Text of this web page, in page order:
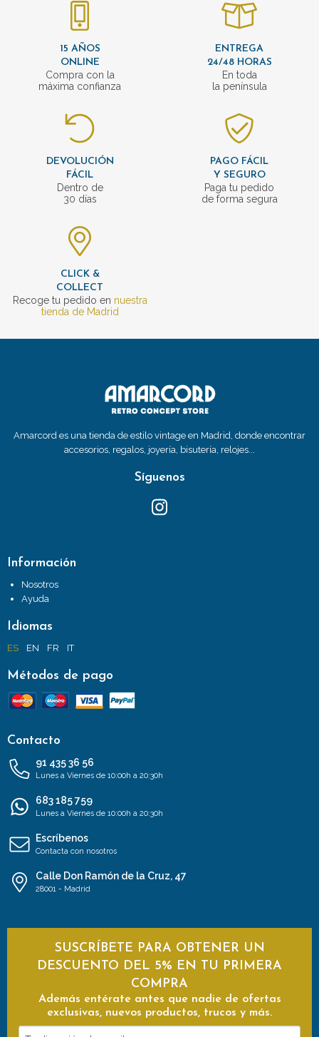
15 AÑOS
ONLINE
Compra con la
máxima confianza
ENTREGA
24/48 HORAS
En toda
la península
DEVOLUCIÓN
FÁCIL
Dentro de
30 días
PAGO FÁCIL
Y SEGURO
Paga tu pedido
de forma segura
CLICK &
COLLECT
Recoge tu pedido en nuestra
tienda de Madrid
Amarcord es una tienda de estilo vintage en Madrid, donde encontrar
accesorios, regalos, joyería, bisutería, relojes...
Síguenos
Información
Nosotros
Ayuda
Idiomas
ES EN FR IT
Métodos de pago
Contacto
91 435 36 56
Lunes a Viernes de 10:00h a 20:30h
683 185 759
Lunes a Viernes de 10:00h a 20:30h
Escríbenos
Contacta con nosotros
Calle Don Ramón de la Cruz, 47
28001 - Madrid
SUSCRÍBETE PARA OBTENER UN
DESCUENTO DEL 5% EN TU PRIMERA
COMPRA
Además entérate antes que nadie de ofertas
exclusivas, nuevos productos, trucos y más.
Tu